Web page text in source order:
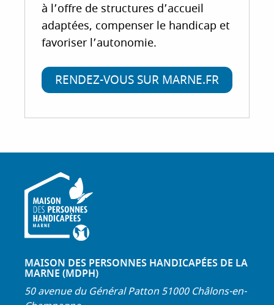
à l’offre de structures d’accueil
adaptées, compenser le handicap et
favoriser l’autonomie.
RENDEZ-VOUS SUR MARNE.FR
MAISON DES PERSONNES HANDICAPÉES DE LA
MARNE (MDPH)
50 avenue du Général Patton 51000 Châlons-en-